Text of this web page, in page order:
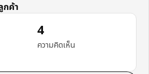
กค้า
มคิดเห็น: 4.3 จาก 5 ดาว รีวิวทั้งหมด: 4
4
ความคิดเห็น